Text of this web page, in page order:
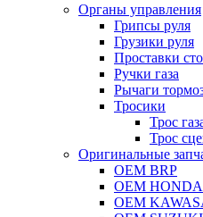
Органы управления
Грипсы руля
Грузики руля
Проставки
Ручки газа
Рычаги
Тросики
Трос
Трос
Оригинальные
OEM BRP
OEM HONDA
OEM